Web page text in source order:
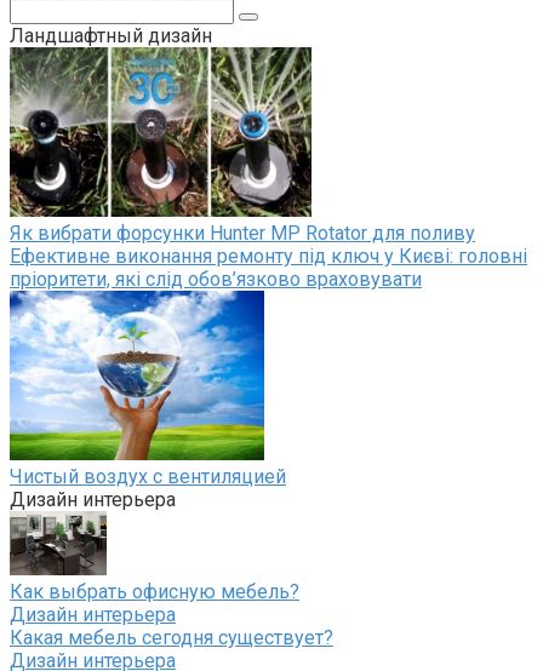
Ландшафтный дизайн
Як вибрати форсунки Hunter MP Rotator для поливу
Ефективне виконання ремонту під ключ у Києві: головні
пріоритети, які слід обов’язково враховувати
Чистый воздух с вентиляцией
Дизайн интерьера
Как выбрать офисную мебель?
Дизайн интерьера
Какая мебель сегодня существует?
Дизайн интерьера